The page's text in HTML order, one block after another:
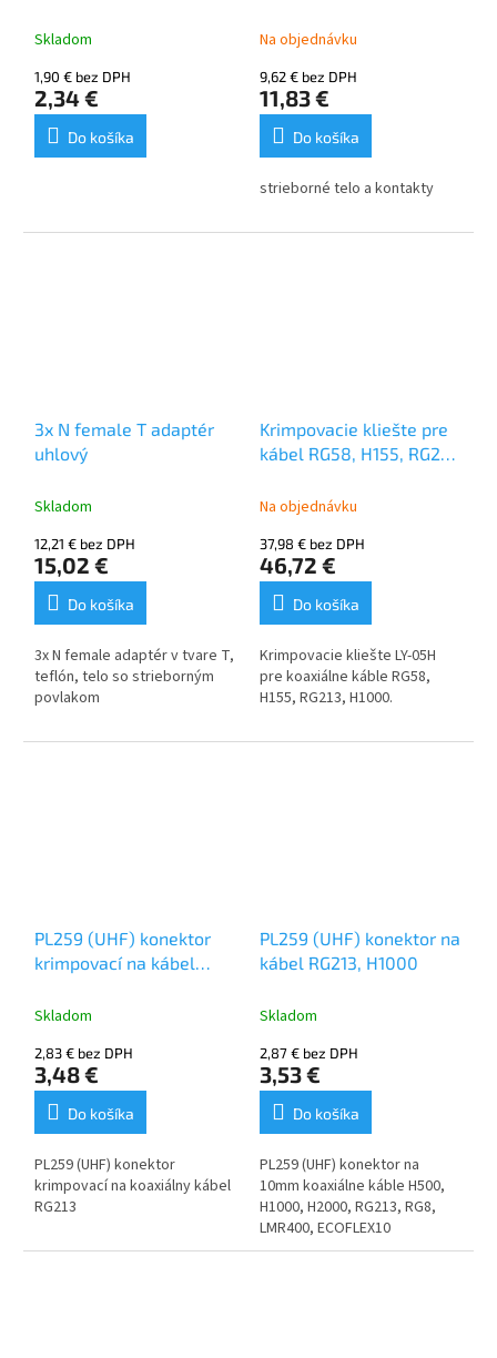
Skladom
1,90 € bez DPH
2,34 €
Do košíka
Na objednávku
9,62 € bez DPH
11,83 €
Do košíka
strieborné telo a kontakty
3x N female T adaptér
uhlový
Skladom
12,21 € bez DPH
15,02 €
Do košíka
3x N female adaptér v tvare T,
teflón, telo so strieborným
povlakom
Krimpovacie kliešte pre
kábel RG58, H155, RG213,
Na objednávku
37,98 € bez DPH
46,72 €
Do košíka
Krimpovacie kliešte LY-05H
pre koaxiálne káble RG58,
H155, RG213, H1000.
PL259 (UHF) konektor
krimpovací na kábel
Skladom
2,83 € bez DPH
3,48 €
Do košíka
PL259 (UHF) konektor
krimpovací na koaxiálny kábel
RG213
PL259 (UHF) konektor na
kábel RG213, H1000
Skladom
2,87 € bez DPH
3,53 €
Do košíka
PL259 (UHF) konektor na
10mm koaxiálne káble H500,
H1000, H2000, RG213, RG8,
LMR400, ECOFLEX10